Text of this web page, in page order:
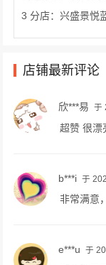
3 分店：兴盛景悦
店铺最新评论
欣***易 于
超赞 很漂
b***i 于
非常满意
e***u 于